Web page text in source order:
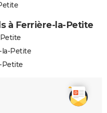
à Ferrière-la-Petite
la-Petite
Petite